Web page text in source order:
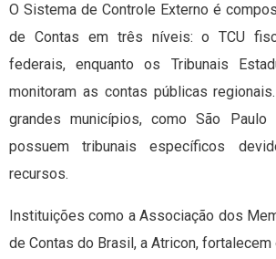
O Sistema de Controle Externo é
de Contas em três níveis: o TCU
federais, enquanto os Tribunais
monitoram as contas públicas
grandes municípios, como São
possuem tribunais específicos
recursos.
Instituições como a Associação dos
de Contas do Brasil, a Atricon,